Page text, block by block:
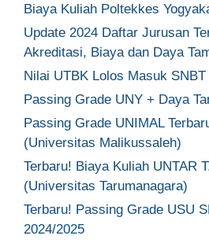
Biaya Kuliah Poltekkes
Update 2024 Daftar Jurusan
Akreditasi, Biaya dan Daya
Nilai UTBK Lolos Masuk
Passing Grade UNY + Daya
Passing Grade UNIMAL
(Universitas Malikussaleh)
Terbaru! Biaya Kuliah UNTAR
(Universitas Tarumanagara)
Terbaru! Passing Grade USU
2024/2025